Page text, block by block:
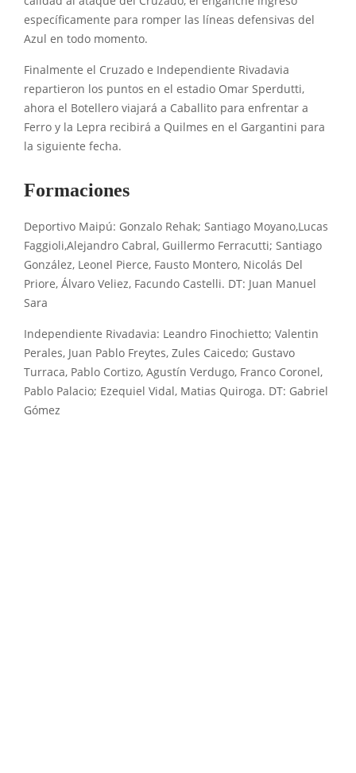
específicamente para romper las líneas defensivas del
Azul en todo momento.
Finalmente el Cruzado e Independiente Rivadavia
repartieron los puntos en el estadio Omar Sperdutti,
ahora el Botellero viajará a Caballito para enfrentar a
Ferro y la Lepra recibirá a Quilmes en el Gargantini para
la siguiente fecha.
Formaciones
Deportivo Maipú: Gonzalo Rehak; Santiago Moyano,Lucas
Faggioli,Alejandro Cabral, Guillermo Ferracutti; Santiago
González, Leonel Pierce, Fausto Montero, Nicolás Del
Priore, Álvaro Veliez, Facundo Castelli. DT: Juan Manuel
Sara
Independiente Rivadavia: Leandro Finochietto; Valentin
Perales, Juan Pablo Freytes, Zules Caicedo; Gustavo
Turraca, Pablo Cortizo, Agustín Verdugo, Franco Coronel,
Pablo Palacio; Ezequiel Vidal, Matias Quiroga. DT: Gabriel
Gómez